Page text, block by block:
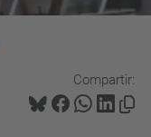
Compartir: